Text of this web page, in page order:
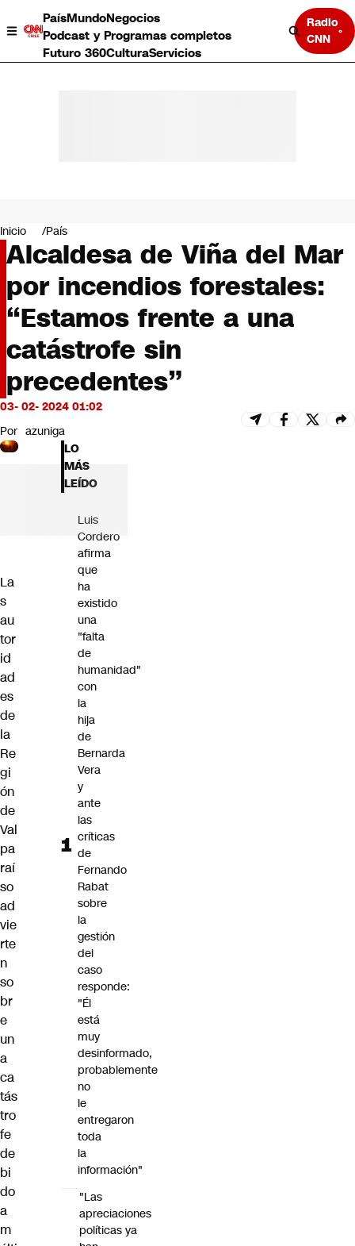
PaísMundoNegocios
Podcast y Programas completos
Futuro 360CulturaServicios
Radio
CNN
Negocios
Deportes
Programas completos
Cultura
Servicios
Bits
CNN Data
CNN tiempo
Opinión
Inicio País
Alcaldesa de Viña del Mar
por incendios forestales:
“Estamos frente a una
catástrofe sin
precedentes”
03- 02- 2024 01:02
Por azuniga
La
s
au
tor
id
ad
es
de
la
Re
gi
ón
de
Val
pa
raí
so
ad
vie
rte
n
so
br
e
un
a
ca
tás
tro
fe
de
bi
do
a
m
LO
MÁS
LEÍDO
Luis
Cordero
afirma
que
ha
existido
una
"falta
de
humanidad"
con
la
hija
de
Bernarda
Vera
y
ante
las
críticas
de
Fernando
Rabat
sobre
la
gestión
del
caso
responde:
"Él
está
muy
desinformado,
probablemente
no
le
entregaron
toda
la
información"
"Las
apreciaciones
políticas ya